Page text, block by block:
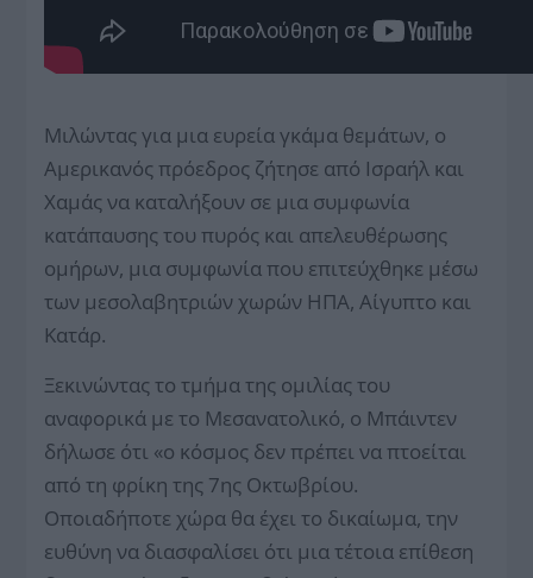
Μιλώντας για μια ευρεία γκάμα θεμάτων, ο
Αμερικανός πρόεδρος ζήτησε από Ισραήλ και
Χαμάς να καταλήξουν σε μια συμφωνία
κατάπαυσης του πυρός και απελευθέρωσης
ομήρων, μια συμφωνία που επιτεύχθηκε μέσω
των μεσολαβητριών χωρών ΗΠΑ, Αίγυπτο και
Κατάρ.
Ξεκινώντας το τμήμα της ομιλίας του
αναφορικά με το Μεσανατολικό, ο Μπάιντεν
δήλωσε ότι «ο κόσμος δεν πρέπει να πτοείται
από τη φρίκη της 7ης Οκτωβρίου.
Οποιαδήποτε χώρα θα έχει το δικαίωμα, την
ευθύνη να διασφαλίσει ότι μια τέτοια επίθεση